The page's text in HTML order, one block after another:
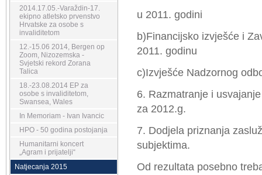
u 2011. godini
b)Financijsko izvješće i
2011. godinu
c)Izvješće Nadzornog
6. Razmatranje i usvajanje
za 2012.g.
7. Dodjela priznanja
subjektima.
Od rezultata posebno
2014.17.05.-Varaždin-17.
ekipno atletsko prvenstvo
Hrvatske za osobe s
invaliditetom
12.-15.06 2014, Bergen op
Zoom, Nizozemska -
Svjetski rekord Zorana
Talica
18.-23.08.2014 EP za
osobe s invaliditetom,
Swansea, Wales
In Memoriam - Ivan Ivancic
HPO - 50 godina postojanja
Humanitarni koncert
„Agram i prijatelji“
Natjecanja 2015